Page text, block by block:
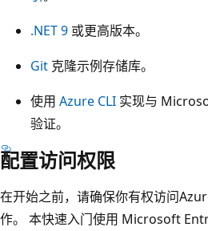
.NET 9 或更高版本。
Git 克隆示例存储库。
使用 Azure CLI 实现与
验证。
配置访问权限
在开始之前，请确保你有权访问
作。 本快速入门使用 Microsoft